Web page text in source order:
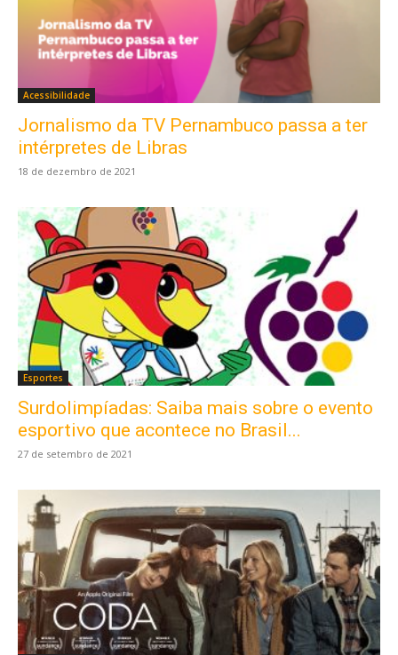
Acessibilidade
Jornalismo da TV Pernambuco passa a ter
intérpretes de Libras
18 de dezembro de 2021
Esportes
Surdolimpíadas: Saiba mais sobre o evento
esportivo que acontece no Brasil...
27 de setembro de 2021